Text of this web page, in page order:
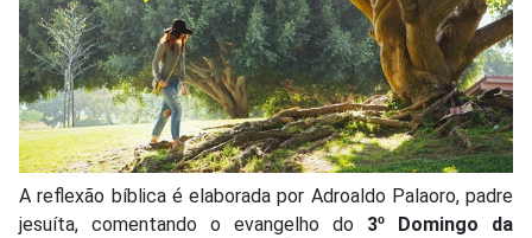
A reflexão bíblica é elaborada por Adroaldo Palaoro, padre
jesuíta, comentando o evangelho do 3º Domingo da